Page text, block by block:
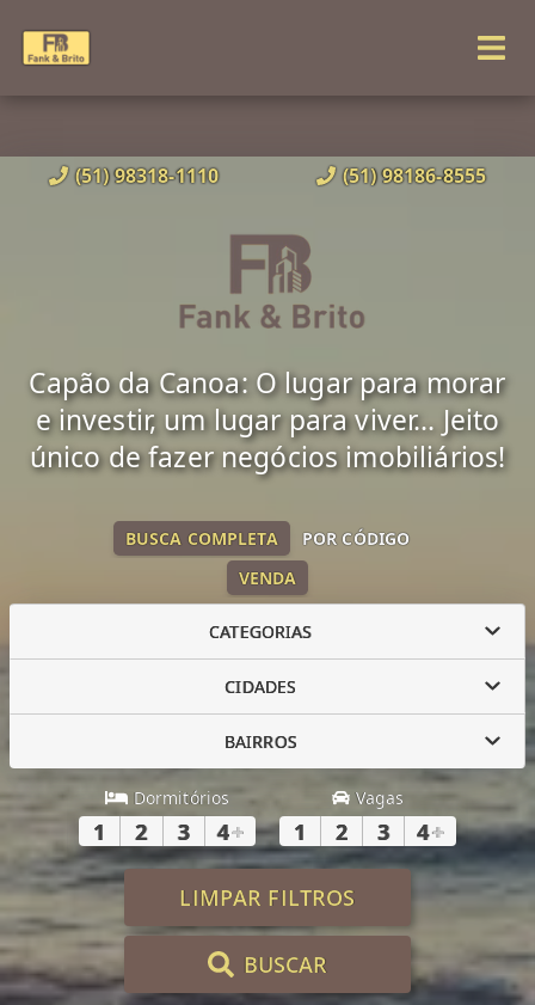
(51) 98318-1110 (51) 98186-8555
Capão da Canoa: O lugar para morar
e investir, um lugar para viver... Jeito
único de fazer negócios imobiliários!
VENDA
BUSCA COMPLETA POR CÓDIGO
CATEGORIAS
CIDADES
BAIRROS
Dormitórios
1 2 3 4+
Vagas
1 2 3 4+
LIMPAR FILTROS
BUSCAR